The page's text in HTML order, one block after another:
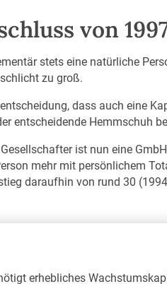
von
stets eine natürliche
zu groß.
dass auch eine
entscheidende Hemmschuh
ist nun eine
mehr mit persönlichem
daraufhin von rund 30
erhebliches